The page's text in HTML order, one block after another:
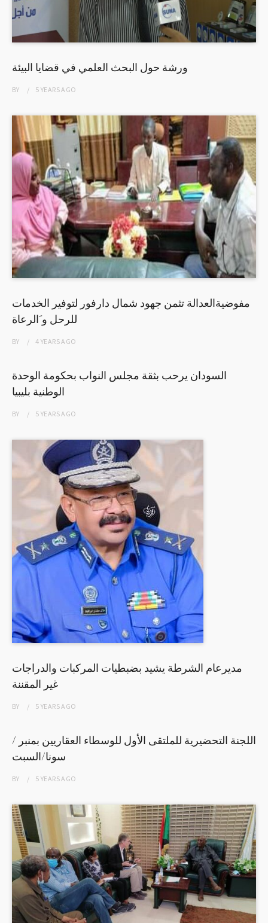
ورشة حول البحث العلمي في قضايا البيئة
BY 5 YEARSAGO
مفوضيةالعدالة تثمن جهود شمال دارفور لتوفير الخدمات
للرحل و َالرعاة
BY 4 YEARSAGO
السودان يرحب بثقة مجلس النواب بحكومة الوحدة
الوطنية بليبيا
BY 5 YEARSAGO
مديرعام الشرطة يشيد بضبطيات المركبات والدراجات
غير المقننة
BY 5 YEARSAGO
اللجنة التحضيرية للملتقى الأول للوسطاء العقاريين بمنبر /
سونا/السبت
BY 5 YEARSAGO